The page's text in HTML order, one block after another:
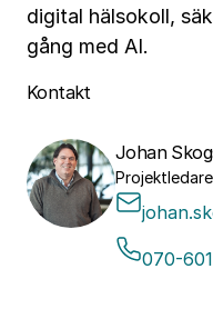
digital hälsokoll,
gång med AI.
Kontakt
Johan
Projektledare
070-